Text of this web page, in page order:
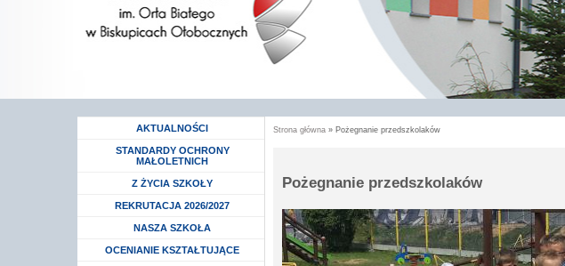
AKTUALNOŚCI
STANDARDY OCHRONY
MAŁOLETNICH
Rozwiń menu
Z ŻYCIA SZKOŁY
Rozwiń menu
REKRUTACJA 2026/2027
Rozwiń menu
NASZA SZKOŁA
Rozwiń menu
OCENIANIE KSZTAŁTUJĄCE
Strona główna » Pożegnanie przedszkolaków
Pożegnanie przedszkolaków